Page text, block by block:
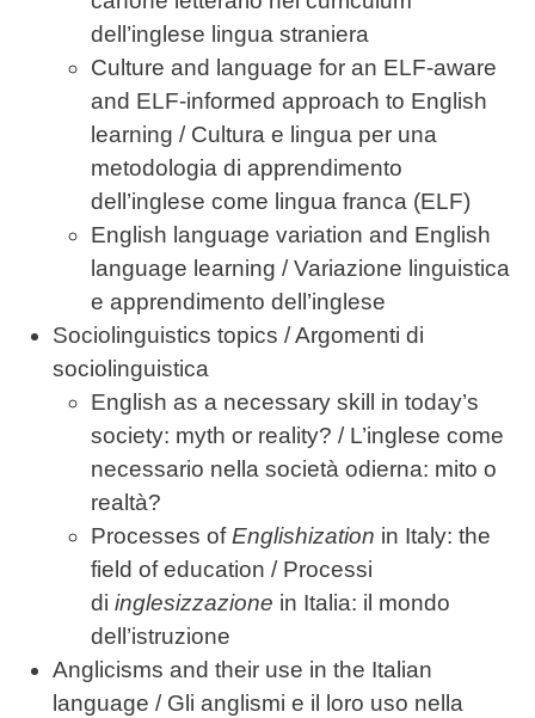
dell’inglese lingua straniera
Culture and language for an ELF-aware
and ELF-informed approach to English
learning / Cultura e lingua per una
metodologia di apprendimento
dell’inglese come lingua franca (ELF)
English language variation and English
language learning / Variazione linguistica
e apprendimento dell’inglese
Sociolinguistics topics / Argomenti di
sociolinguistica
English as a necessary skill in today’s
society: myth or reality? / L’inglese come
necessario nella società odierna: mito o
realtà?
Processes ofEnglishization in Italy: the
field of education / Processi
di inglesizzazione in Italia: il mondo
dell’istruzione
Anglicisms and their use in the Italian
language / Gli anglismi e il loro uso nella